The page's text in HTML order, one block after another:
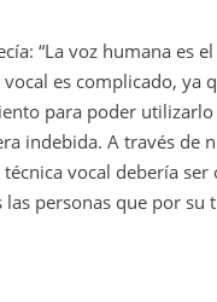
“La voz humana es
es complicado, ya
para poder
indebida. A través de
vocal debería
personas que por